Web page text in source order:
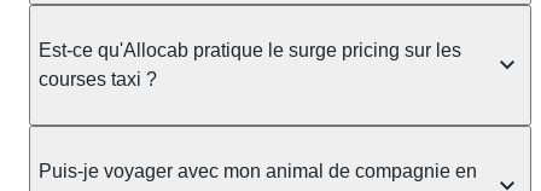
ou nombreux, précisez-le dans le champ "Message
au chauffeur" lors de la réservation. Le prix n'est
pas impacté par le nombre de bagages.
prendre en charge directement dans la rue, à une
station ou sur réservation, avec un tarif au
réservation et propose un prix fixe annoncé à
l'avance. Chez Allocab, réservez facilement votre
Est-ce qu'Allocab pratique le surge pricing sur les
courses taxi ?
réglementation préfectorale et suit un barème
Puis-je voyager avec mon animal de compagnie en